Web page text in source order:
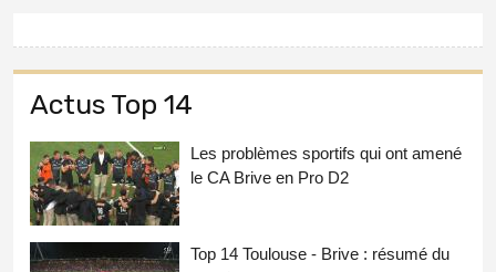
Actus Top 14
Les problèmes sportifs qui ont amené
le CA Brive en Pro D2
Top 14 Toulouse - Brive : résumé du